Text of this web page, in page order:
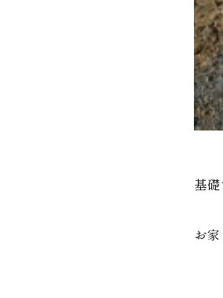
基
お